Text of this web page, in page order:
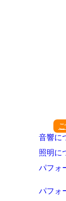
音響に
照明に
パフォ
パフォ